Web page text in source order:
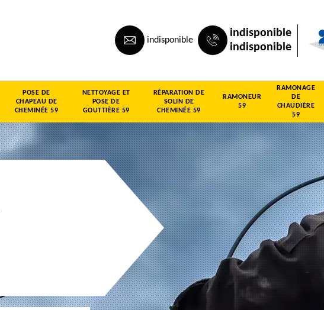
indisponible
indisponible
indisponible
POSE DE
CHAPEAU DE
CHEMINÉE 59
NETTOYAGE ET
POSE DE
GOUTTIÈRE 59
RÉPARATION DE
SOLIN DE
CHEMINÉE 59
RAMONEUR
59
RAMONAGE
DE
CHAUDIÈRE
59